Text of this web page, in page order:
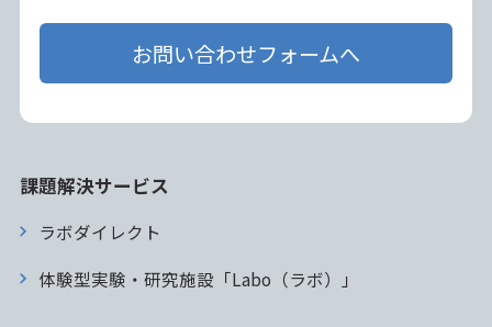
お問い合わせフォームへ
課題解決サービス
ラボダイレクト
体験型実験・研究施設「Labo（ラボ）」